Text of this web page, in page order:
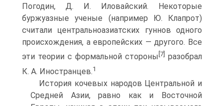
Погодин, Д. И. Иловайский. Некоторые
буржуазные ученые (например Ю. Клапрот)
считали центральноазиатских гуннов одного
происхождения, а европейских — другого. Все
эти теории с формальной стороны [7] разобрал
К. А. Иностранцев.1
История кочевых народов Центральной и
Средней Азии, равно как и Восточной